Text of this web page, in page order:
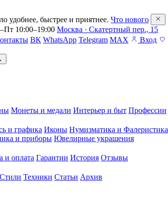
удобнее, быстрее и приятнее. Что нового
10:00–19:00 Москва · Скатертный пер., 15
ВК WhatsApp Telegram MAX Вход
Монеты и медали Интерьер и быт Профессии
и графика Иконы Нумизматика и Фалеристика
и приборы Ювелирные украшения
и оплата Гарантии История Отзывы
Стили Техники Статьи Архив